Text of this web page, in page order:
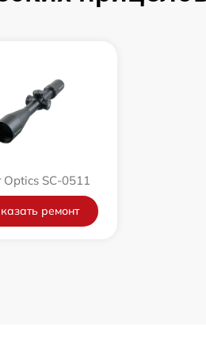
от 60 мин
от 60 мин
Optics SC-0511
ремонт